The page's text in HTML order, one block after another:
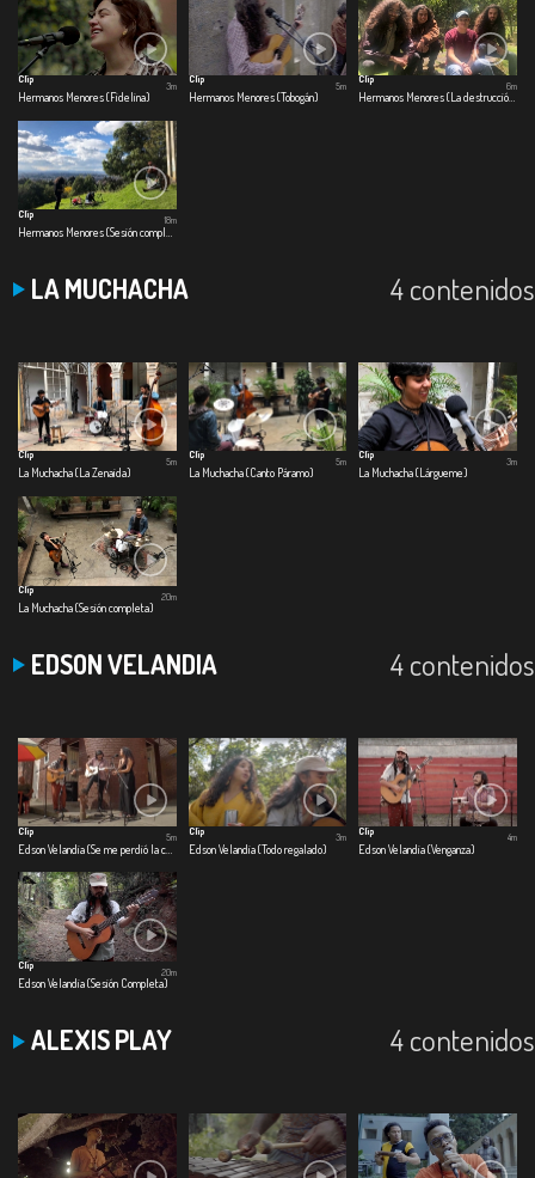
Clip
Hermanos Menores (Fidelina)
3m
Clip
Hermanos Menores (Tobogán)
5m
Clip
6m
Clip
18m
LA MUCHACHA 4 contenidos
Clip
La Muchacha (La Zenaida)
5m
Clip
La Muchacha (Canto Páramo)
5m
Clip
La Muchacha (Lárgueme)
3m
Clip
La Muchacha (Sesión completa)
20m
EDSON VELANDIA 4 contenidos
Clip
5m
Clip
Edson Velandia (Todo regalado)
3m
Clip
Edson Velandia (Venganza)
4m
Clip
Edson Velandia (Sesión Completa)
20m
ALEXIS PLAY 4 contenidos